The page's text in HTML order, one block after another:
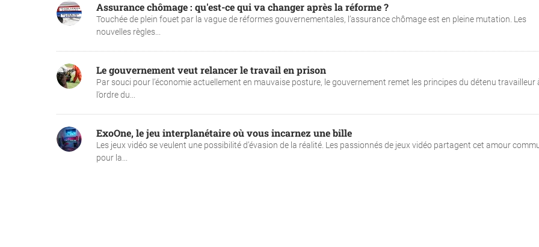
Assurance chômage : qu'est-ce qui va changer après la réforme ?
Touchée de plein fouet par la vague de réformes gouvernementales, l’assurance chômage est en pleine mutation. Les
nouvelles règles...
Le gouvernement veut relancer le travail en prison
Par souci pour l’économie actuellement en mauvaise posture, le gouvernement remet les principes du détenu travailleur
l’ordre du...
ExoOne, le jeu interplanétaire où vous incarnez une bille
Les jeux vidéo se veulent une possibilité d’évasion de la réalité. Les passionnés de jeux vidéo partagent cet amour
pour la...